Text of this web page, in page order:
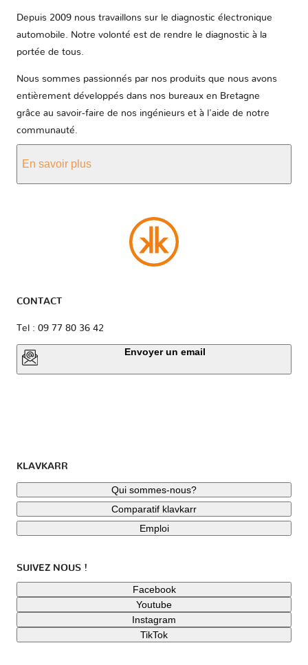
Depuis 2009 nous travaillons sur le diagnostic électronique
automobile. Notre volonté est de rendre le diagnostic à la
portée de tous.
Nous sommes passionnés par nos produits que nous avons
entièrement développés dans nos bureaux en Bretagne
grâce au savoir-faire de nos ingénieurs et à l'aide de notre
communauté.
En savoir plus
CONTACT
Tel : 09 77 80 36 42
Envoyer un email
KLAVKARR
Qui sommes-nous?
Comparatif klavkarr
Emploi
SUIVEZ NOUS !
Facebook
Youtube
Instagram
TikTok